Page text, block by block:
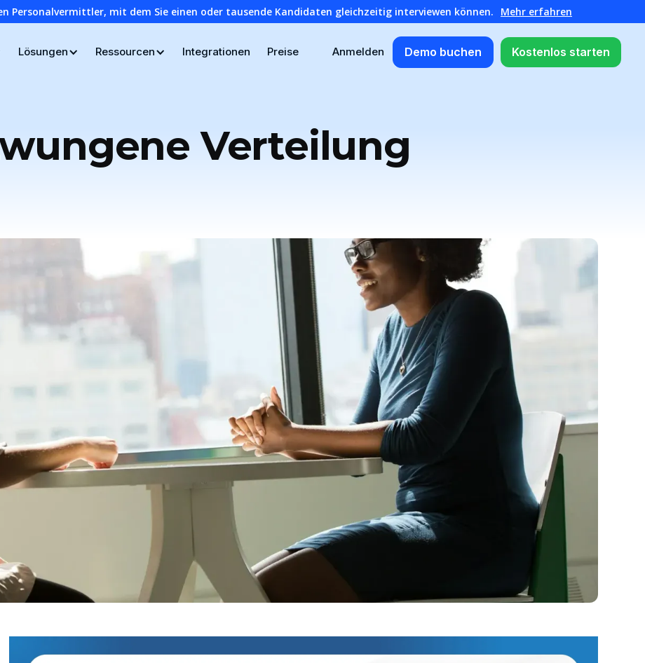
Personalvermittler, mit dem Sie einen oder tausende Kandidaten gleichzeitig interviewen können. Mehr erfahren
Lösungen Ressourcen Integrationen Preise Anmelden Demo buchen Kostenlos starten
Verteilung